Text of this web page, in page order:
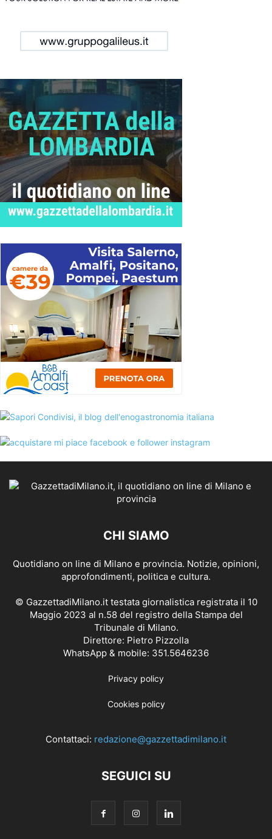
CHI SIAMO
Quotidiano on line di Milano e provincia. Notizie, opinioni,
approfondimenti, politica e cultura.
© GazzettadiMilano.it testata giornalistica registrata il 10
Maggio 2023 al n.58 del registro della Stampa del
Tribunale di Milano.
Direttore: Pietro Pizzolla
WhatsApp & mobile: 351.5646236
Privacy policy
Cookies policy
Contattaci: redazione@gazzettadimilano.it
SEGUICI SU